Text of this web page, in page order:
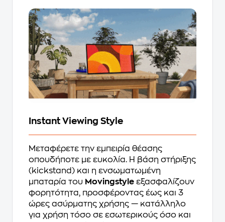
Instant Viewing Style
Μεταφέρετε την εμπειρία θέασης
οπουδήποτε με ευκολία. Η βάση στήριξης
(kickstand) και η ενσωματωμένη
μπαταρία του Movingstyle εξασφαλίζουν
φορητότητα, προσφέροντας έως και 3
ώρες ασύρματης χρήσης — κατάλληλο
για χρήση τόσο σε εσωτερικούς όσο και